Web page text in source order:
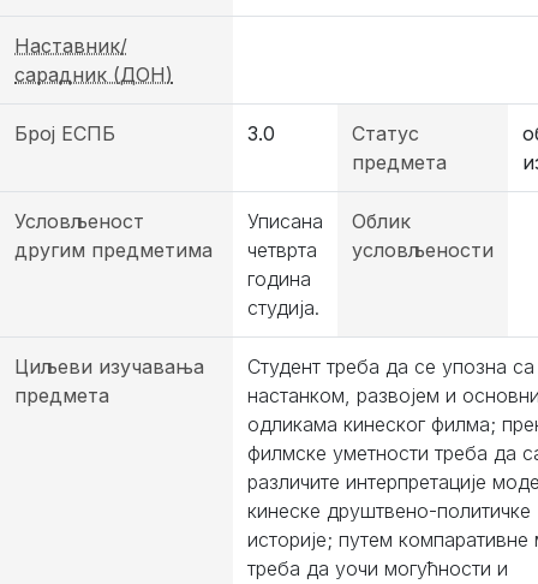
Наставник/
сарадник (ДОН)
Број ЕСПБ 3.0
Статус
предмета
Условљеност
другим предметима
Уписана
четврта
година
студија.
Облик
условљености
Циљеви изучавања
предмета
Студент треба да се упозна са
настанком, развојем и
одликама кинеског филма;
филмске уметности треба да
различите интерпретације
кинеске друштвено-политичке
историје; путем компаративне
треба да уочи могућности и